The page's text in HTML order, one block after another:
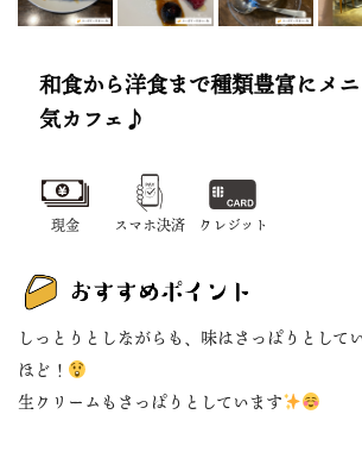
和食から洋食まで種類豊富にメ
気カフェ♪
現金 スマホ決済 クレジット
しっとりとしながらも、味はさっぱりとして
ほど！
生クリームもさっぱりとしています